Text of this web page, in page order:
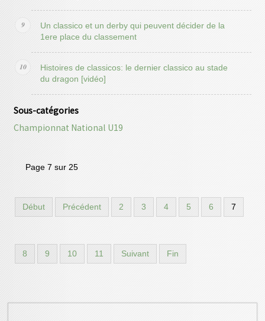
Un classico et un derby qui peuvent décider de la
1ere place du classement
Histoires de classicos: le dernier classico au stade
du dragon [vidéo]
Sous-catégories
Championnat National U19
Page 7 sur 25
Début Précédent 2 3 4 5 6 7
8 9 10 11 Suivant Fin